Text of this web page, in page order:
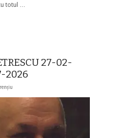
totul …
27-02-
2026